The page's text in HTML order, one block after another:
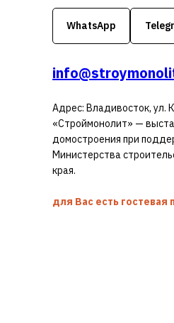
Адрес: Владивосток, ул.
«Строймонолит» —
домостроения при
Министерства
края.
для Вас есть гостевая
WhatsApp